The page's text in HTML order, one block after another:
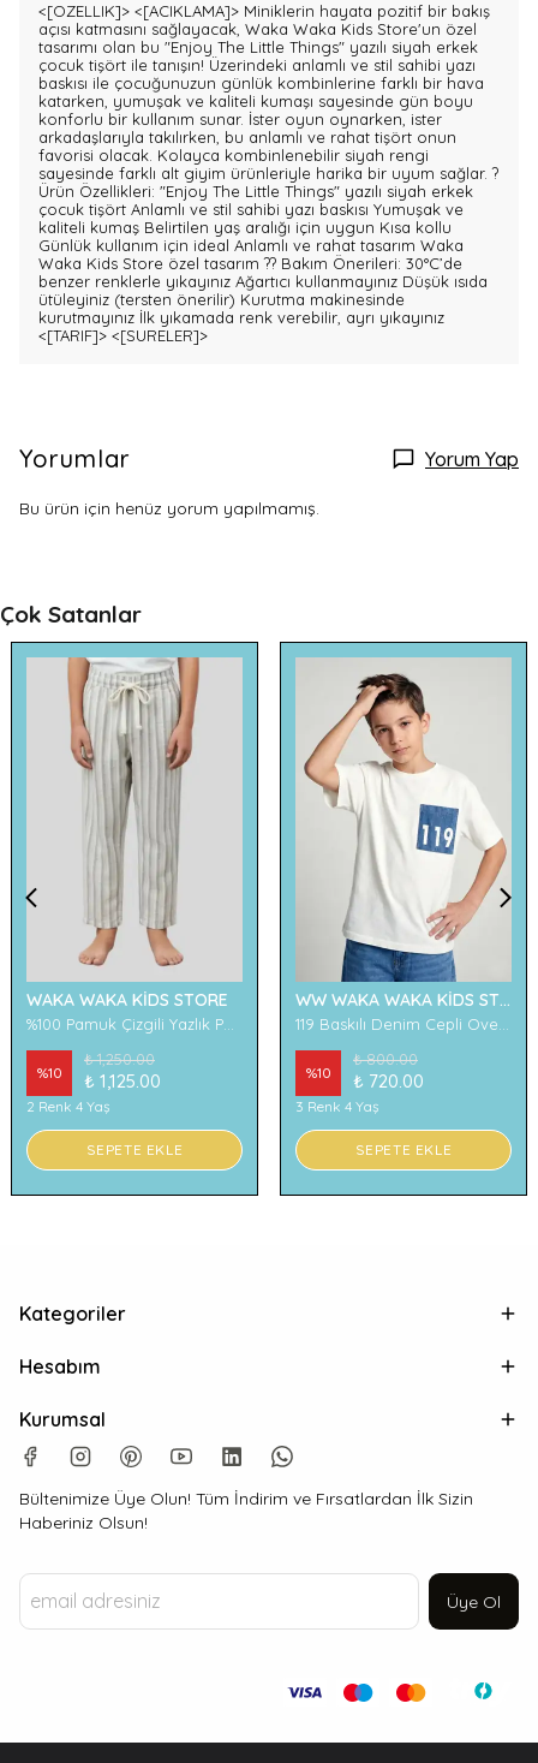
<[OZELLIK]> <[ACIKLAMA]> Miniklerin hayata pozitif bir bakış
açısı katmasını sağlayacak, Waka Waka Kids Store'un özel
tasarımı olan bu "Enjoy The Little Things" yazılı siyah erkek
çocuk tişört ile tanışın! Üzerindeki anlamlı ve stil sahibi yazı
baskısı ile çocuğunuzun günlük kombinlerine farklı bir hava
katarken, yumuşak ve kaliteli kumaşı sayesinde gün boyu
konforlu bir kullanım sunar. İster oyun oynarken, ister
arkadaşlarıyla takılırken, bu anlamlı ve rahat tişört onun
favorisi olacak. Kolayca kombinlenebilir siyah rengi
sayesinde farklı alt giyim ürünleriyle harika bir uyum sağlar. ?
Ürün Özellikleri: "Enjoy The Little Things" yazılı siyah erkek
çocuk tişört Anlamlı ve stil sahibi yazı baskısı Yumuşak ve
kaliteli kumaş Belirtilen yaş aralığı için uygun Kısa kollu
Günlük kullanım için ideal Anlamlı ve rahat tasarım Waka
Waka Kids Store özel tasarım ?? Bakım Önerileri: 30°C’de
benzer renklerle yıkayınız Ağartıcı kullanmayınız Düşük ısıda
ütüleyiniz (tersten önerilir) Kurutma makinesinde
kurutmayınız İlk yıkamada renk verebilir, ayrı yıkayınız
<[TARIF]> <[SURELER]>
Yorumlar Yorum Yap
Bu ürün için henüz yorum yapılmamış.
Çok Satanlar
WAKA WAKA KİDS STORE
%10
₺ 1,250.00
₺ 1,125.00
2 Renk 4 Yaş
SEPETE EKLE
WW WAKA WAKA KİDS STORE
%10
₺ 800.00
₺ 720.00
3 Renk 4 Yaş
SEPETE EKLE
Kategoriler
Hesabım
Kurumsal
Bültenimize Üye Olun! Tüm İndirim ve Fırsatlardan İlk Sizin
Haberiniz Olsun!
Üye Ol